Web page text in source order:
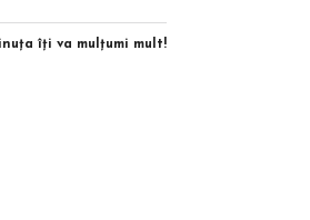
îţi va mulţumi mult!